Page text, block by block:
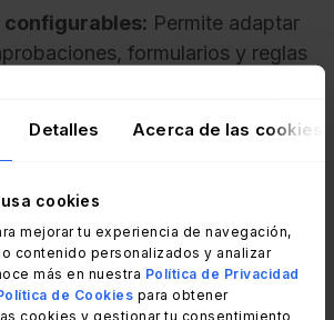
Detalles Acerca de las cookies
cookies
mejorar tu experiencia de navegación,
contenido personalizados y analizar
más en nuestra Política de Privacidad
de Cookies para obtener
cookies y gestionar tu consentimiento
Permite adaptar
formularios y reglas
que cambian las
y base de
Ofrece a los usuarios un
para registrar solicitudes,